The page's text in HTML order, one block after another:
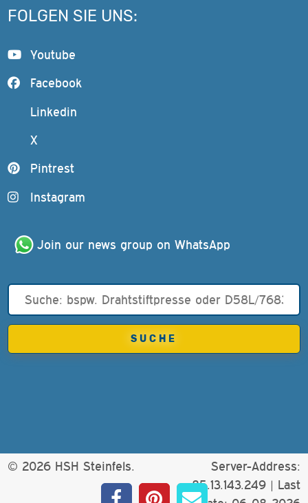
FOLGEN SIE UNS:
Youtube
Facebook
Linkedin
X
Pintrest
Instagram
Join our news group on WhatsApp
© 2026 HSH Steinfels.
Server-Address:
85.13.143.249 | Last